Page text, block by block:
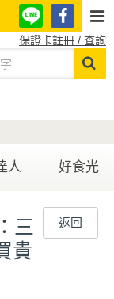
保證卡註冊 / 查詢
人 好食光
三
貴
返回